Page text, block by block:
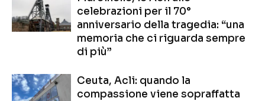
celebrazioni per il 70°
anniversario della tragedia: “una
memoria che ci riguarda sempre
di più”
Ceuta, Acli: quando la
compassione viene sopraffatta